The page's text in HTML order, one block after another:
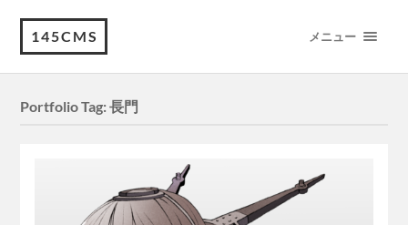
145CMS メニュー
Portfolio Tag:長門